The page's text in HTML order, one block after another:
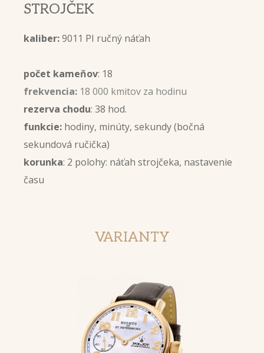
STROJČEK
kaliber:9011 PI ručný náťah
počet kameňov: 18
frekvencia: 18 000 kmitov za hodinu
rezerva chodu: 38 hod.
funkcie: hodiny, minúty, sekundy (bočná
sekundová ručička)
korunka: 2 polohy: náťah strojčeka, nastavenie
času